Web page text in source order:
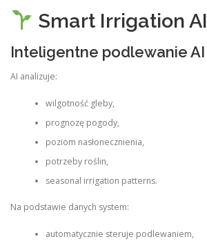
Smart Irrigation AI
Inteligentne podlewanie AI
AI analizuje:
wilgotność gleby,
prognozę pogody,
poziom nasłonecznienia,
potrzeby roślin,
seasonal irrigation patterns.
Na podstawie danych system:
automatycznie steruje podlewaniem,